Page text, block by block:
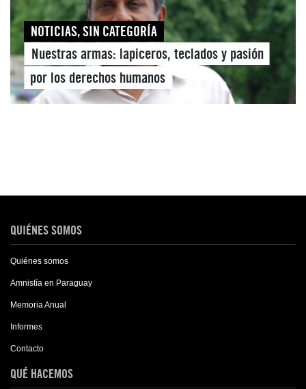
NOTICIAS,SIN CATEGORÍA
Nuestras armas: lapiceros, teclados y pasión
por los derechos humanos
QUIÉNES SOMOS
Quiénes somos
Amnistía en Paraguay
Memoria Anual
Informes
Contacto
QUÉ HACEMOS